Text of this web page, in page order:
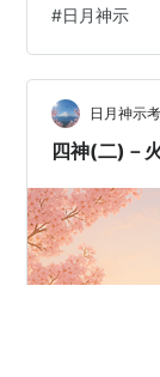
二十一帖 ・
がまことの神
あったが、
輪となったの
てまことの⦿
#日月神示
日月神示
四神(二)－